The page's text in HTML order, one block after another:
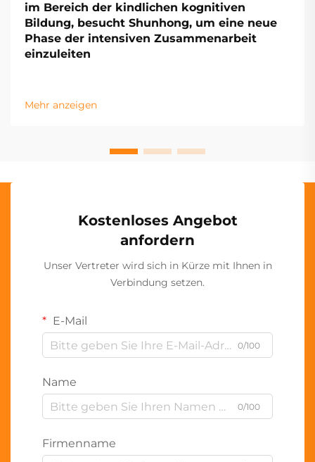
im Bereich der kindlichen kognitiven
Bildung, besucht Shunhong, um eine neue
Phase der intensiven Zusammenarbeit
einzuleiten
Mehr anzeigen
Kostenloses Angebot
anfordern
Unser Vertreter wird sich in Kürze mit Ihnen in
Verbindung setzen.
E-Mail
0/100
Name
0/100
Firmenname